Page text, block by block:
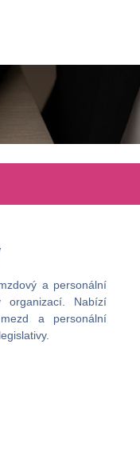
a personální
organizací. Nabízí
a personální